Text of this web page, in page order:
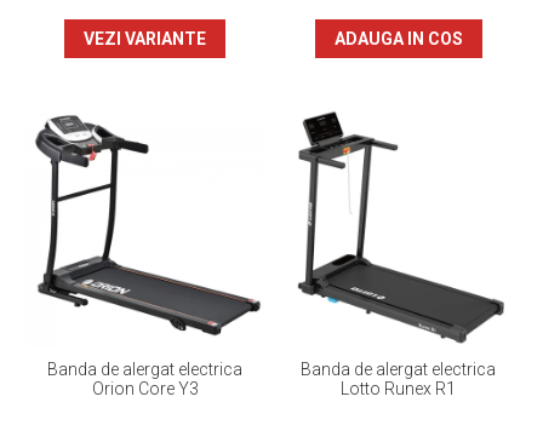
VEZI VARIANTE ADAUGA IN COS
Banda de alergat electrica
Orion Core Y3
Banda de alergat electrica
Lotto Runex R1